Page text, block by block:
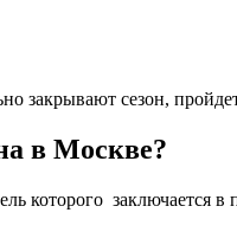
сезон, пройдет
в Москве?
которого заключается